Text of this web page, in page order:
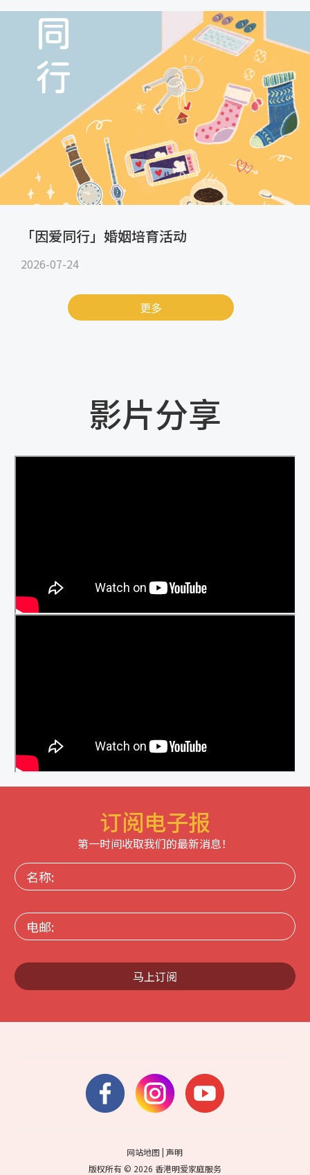
「因爱同行」婚姻培育活动
2026-07-24
更多
影片分享
订阅电子报
第一时间收取我们的最新消息！
名
称:
电
邮:
马上订阅
网站地图 |声明
版权所有 © 2026 香港明爱家庭服务